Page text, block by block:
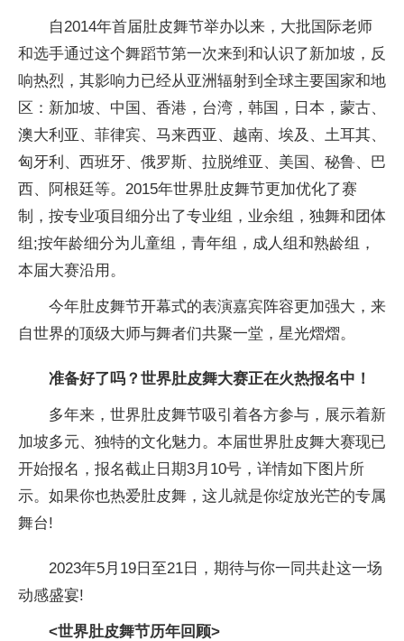
自2014年首届肚皮舞节举办以来，大批国际老师
和选手通过这个舞蹈节第一次来到和认识了新加坡，反
响热烈，其影响力已经从亚洲辐射到全球主要国家和地
区：新加坡、中国、香港，台湾，韩国，日本，蒙古、
澳大利亚、菲律宾、马来西亚、越南、埃及、土耳其、
匈牙利、西班牙、俄罗斯、拉脱维亚、美国、秘鲁、巴
西、阿根廷等。2015年世界肚皮舞节更加优化了赛
制，按专业项目细分出了专业组，业余组，独舞和团体
组;按年龄细分为儿童组，青年组，成人组和熟龄组，
本届大赛沿用。
今年肚皮舞节开幕式的表演嘉宾阵容更加强大，来
自世界的顶级大师与舞者们共聚一堂，星光熠熠。
准备好了吗？世界肚皮舞大赛正在火热报名中！
多年来，世界肚皮舞节吸引着各方参与，展示着新
加坡多元、独特的文化魅力。本届世界肚皮舞大赛现已
开始报名，报名截止日期3月10号，详情如下图片所
示。如果你也热爱肚皮舞，这儿就是你绽放光芒的专属
舞台!
2023年5月19日至21日，期待与你一同共赴这一场
动感盛宴!
<世界肚皮舞节历年回顾>